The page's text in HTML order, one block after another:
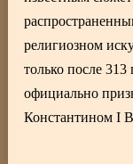
религиозном
только после 313
официально
Константином I